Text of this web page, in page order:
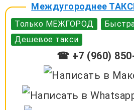
Междугороднее
Только МЕЖГОРОД
Дешевое такси
☎ +7 (960)